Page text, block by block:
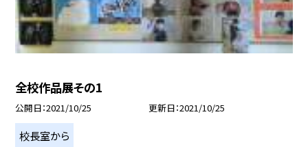
全校作品展その1
公開日 2021/10/25 更新日 2021/10/25
校長室から